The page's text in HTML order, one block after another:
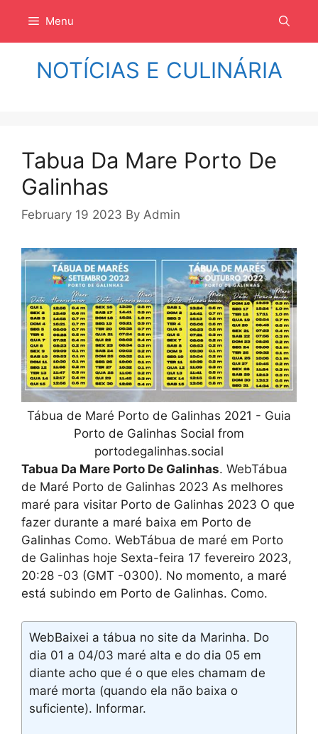
isi
Menu
NOTÍCIAS E CULINÁRIA
Tabua Da Mare Porto De
Galinhas
February 19 2023 By Admin
Tábua de Maré Porto de Galinhas 2021 - Guia
Porto de Galinhas Social from
portodegalinhas.social
Tabua Da Mare Porto De Galinhas. WebTábua
de Maré Porto de Galinhas 2023 As melhores
maré para visitar Porto de Galinhas 2023 O que
fazer durante a maré baixa em Porto de
Galinhas Como. WebTábua de maré em Porto
de Galinhas hoje Sexta-feira 17 fevereiro 2023,
20:28 -03 (GMT -0300). No momento, a maré
está subindo em Porto de Galinhas. Como.
WebBaixei a tábua no site da Marinha. Do
dia 01 a 04/03 maré alta e do dia 05 em
diante acho que é o que eles chamam de
maré morta (quando ela não baixa o
suficiente). Informar.